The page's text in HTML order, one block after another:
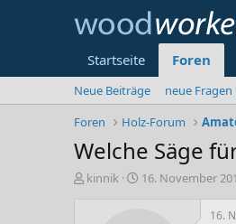
Startseite Foren
Neue Beiträge neue Fragen
Foren
Holz-Forum
Welche Säge
E
kinnik
E16. November
16.